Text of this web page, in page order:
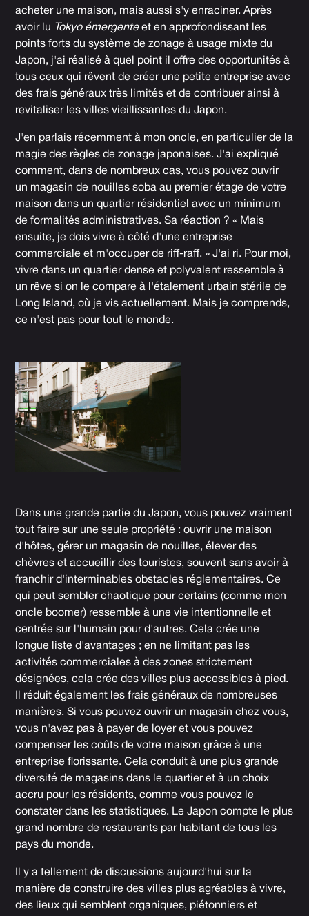
acheter une maison, mais aussi s'y enraciner. Après
avoir lu
Tokyo émergenteet en approfondissant les
points forts du système de zonage à usage mixte du
Japon, j'ai réalisé à quel point il offre des opportunités à
tous ceux qui rêvent de créer une petite entreprise avec
des frais généraux très limités et de contribuer ainsi à
revitaliser les villes vieillissantes du Japon.
J'en parlais récemment à mon oncle, en particulier de la
magie des règles de zonage japonaises. J'ai expliqué
comment, dans de nombreux cas, vous pouvez ouvrir
un magasin de nouilles soba au premier étage de votre
maison dans un quartier résidentiel avec un minimum
de formalités administratives. Sa réaction ? « Mais
ensuite, je dois vivre à côté d'une entreprise
commerciale et m'occuper de riff-raff. » J'ai ri. Pour moi,
vivre dans un quartier dense et polyvalent ressemble à
un rêve si on le compare à l'étalement urbain stérile de
Long Island, où je vis actuellement. Mais je comprends,
ce n'est pas pour tout le monde.
Dans une grande partie du Japon, vous pouvez vraiment
tout faire sur une seule propriété : ouvrir une maison
d'hôtes, gérer un magasin de nouilles, élever des
chèvres et accueillir des touristes, souvent sans avoir à
franchir d'interminables obstacles réglementaires. Ce
qui peut sembler chaotique pour certains (comme mon
oncle boomer) ressemble à une vie intentionnelle et
centrée sur l'humain pour d'autres. Cela crée une
longue liste d'avantages ; en ne limitant pas les
activités commerciales à des zones strictement
désignées, cela crée des villes plus accessibles à pied.
Il réduit également les frais généraux de nombreuses
manières. Si vous pouvez ouvrir un magasin chez vous,
vous n'avez pas à payer de loyer et vous pouvez
compenser les coûts de votre maison grâce à une
entreprise florissante. Cela conduit à une plus grande
diversité de magasins dans le quartier et à un choix
accru pour les résidents, comme vous pouvez le
constater dans les statistiques. Le Japon compte le plus
grand nombre de restaurants par habitant de tous les
pays du monde.
Il y a tellement de discussions aujourd'hui sur la
manière de construire des villes plus agréables à vivre,
des lieux qui semblent organiques, piétonniers et